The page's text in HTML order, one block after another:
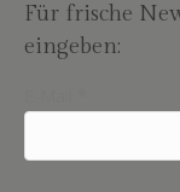
Für frische
eingeben: